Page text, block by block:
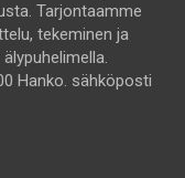
Tarjontaamme
tekeminen ja
Hanko. sähköposti